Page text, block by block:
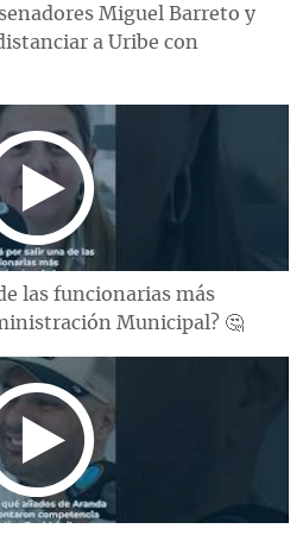
Miguel Barreto y
a Uribe con
las funcionarias más
Municipal? 🤔